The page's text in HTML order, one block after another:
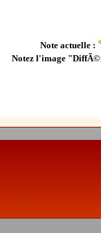
Note actuelle :
Notez l'image